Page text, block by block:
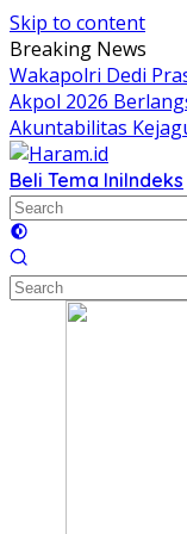
Skip to content
Breaking News
Wakapolri Dedi
Akpol 2026
Akuntabilitas
Beli Tema IniIndeks